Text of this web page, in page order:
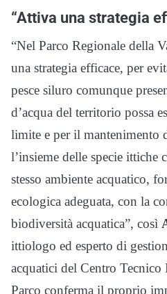
“Attiva una strategia
“Nel Parco Regionale della
una strategia efficace, per
pesce siluro comunque
d’acqua del territorio possa
limite e per il mantenimento
l’insieme delle specie
stesso ambiente acquatico,
ecologica adeguata, con la
biodiversità acquatica”, così
ittiologo ed esperto di
acquatici del Centro Tecnico
Parco conferma il proprio